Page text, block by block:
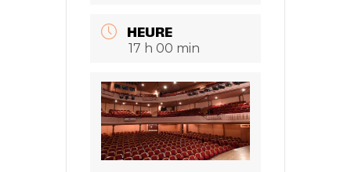
HEURE
17 h 00 min